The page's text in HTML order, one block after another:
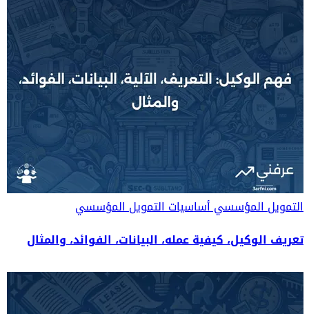
التمويل المؤسسيأساسيات التمويل المؤسسي
تعريف الوكيل، كيفية عمله، البيانات، الفوائد، والمثال